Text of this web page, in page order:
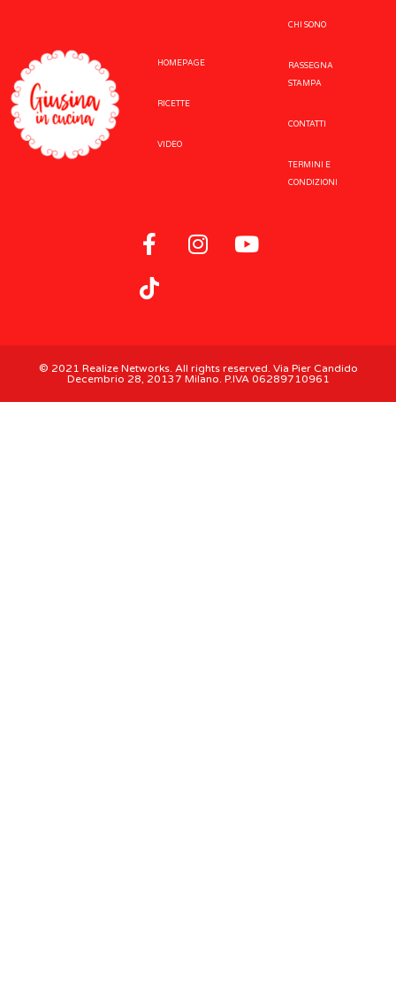
HOMEPAGE
RICETTE
VIDEO
CHI SONO
RASSEGNA
STAMPA
CONTATTI
TERMINI E
CONDIZIONI
© 2021 Realize Networks. All rights reserved. Via Pier Candido
Decembrio 28, 20137 Milano. P.IVA 06289710961